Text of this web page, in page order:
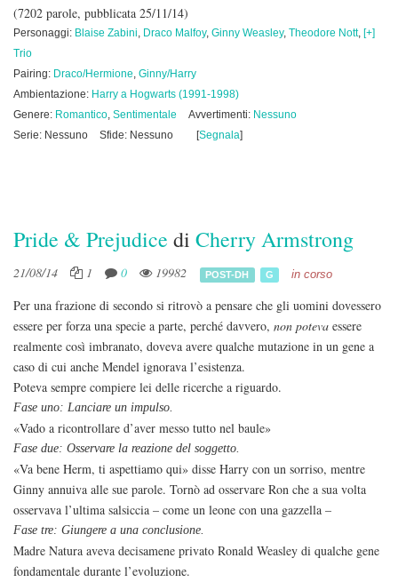
(7202 parole, pubblicata 25/11/14)
Personaggi: Blaise Zabini, Draco Malfoy, Ginny Weasley, Theodore Nott, [+]
Trio
Pairing: Draco/Hermione, Ginny/Harry
Ambientazione: Harry a Hogwarts (1991-1998)
Genere: Romantico, Sentimentale Avvertimenti: Nessuno
Serie: Nessuno
Sfide: Nessuno [Segnala]
Pride & Prejudice di Cherry Armstrong
21/08/14 1 0 19982 POST-DH G in corso
Per una frazione di secondo si ritrovò a pensare che gli uomini dovessero
essere per forza una specie a parte, perché davvero, non poteva essere
realmente così imbranato, doveva avere qualche mutazione in un gene a
caso di cui anche Mendel ignorava l’esistenza.
Poteva sempre compiere lei delle ricerche a riguardo.
Fase uno: Lanciare un impulso.
«Vado a ricontrollare d’aver messo tutto nel baule»
Fase due: Osservare la reazione del soggetto.
«Va bene Herm, ti aspettiamo qui» disse Harry con un sorriso, mentre
Ginny annuiva alle sue parole. Tornò ad osservare Ron che a sua volta
osservava l’ultima salsiccia – come un leone con una gazzella –
Fase tre: Giungere a una conclusione.
Madre Natura aveva decisamene privato Ronald Weasley di qualche gene
fondamentale durante l’evoluzione.